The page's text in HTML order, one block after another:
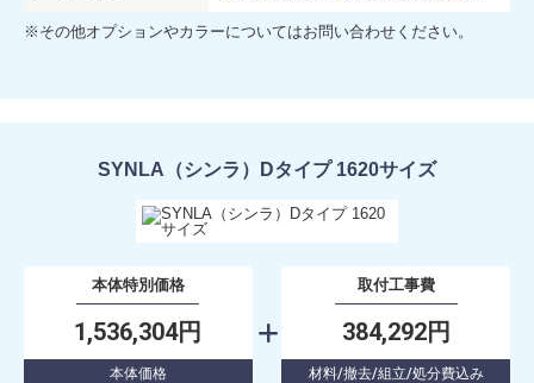
※その他オプションやカラーについてはお問い合わせください。
SYNLA（シンラ）Dタイプ 1620サイズ
本体特別価格
1,536,304円
本体価格
取付工事費
384,292円
材料/撤去/組立/処分費込み